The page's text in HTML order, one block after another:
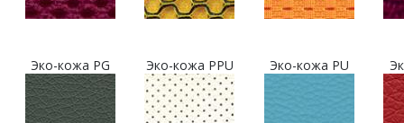
Эко-кожа PG Эко-кожа PPU Эко-кожа PU